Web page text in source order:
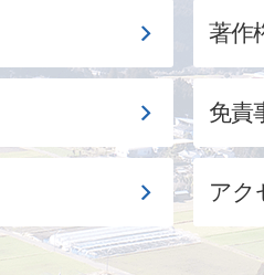
著作
免責
アク